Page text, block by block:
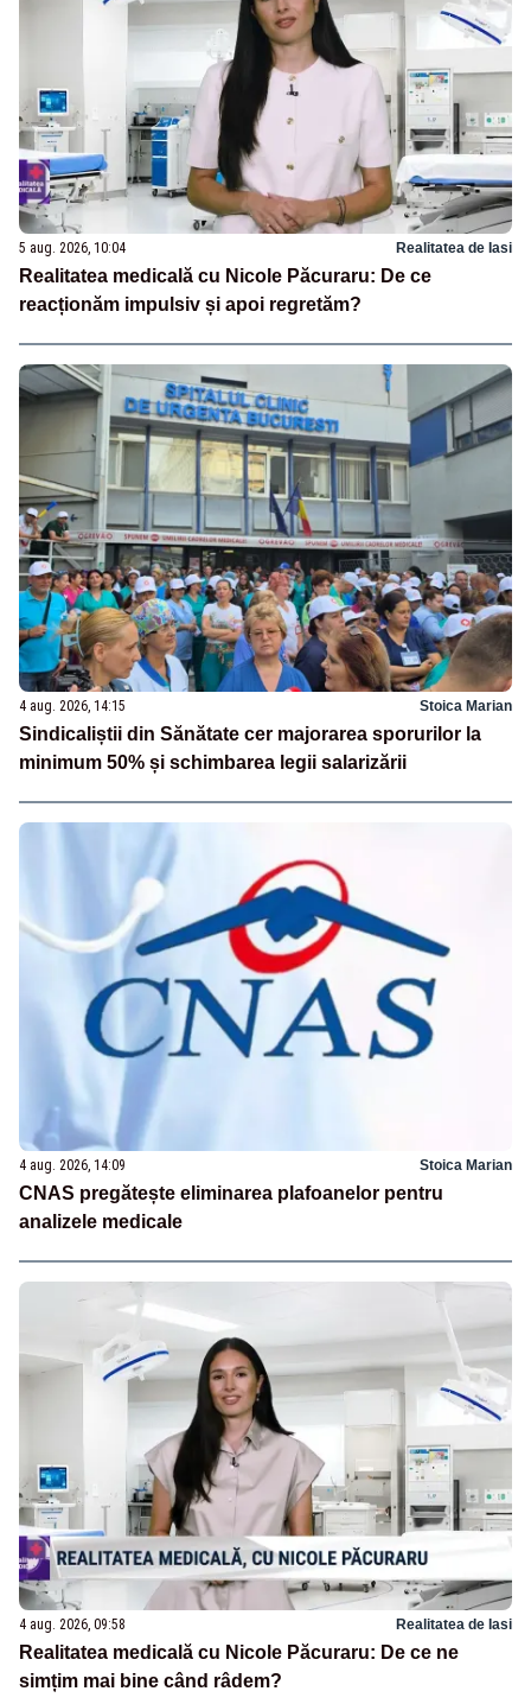
5 aug. 2026, 10:04 Realitatea de Iasi
Realitatea medicală cu Nicole Păcuraru: De ce
reacționăm impulsiv și apoi regretăm?
4 aug. 2026, 14:15 Stoica Marian
Sindicaliștii din Sănătate cer majorarea sporurilor la
minimum 50% și schimbarea legii salarizării
4 aug. 2026, 14:09 Stoica Marian
CNAS pregătește eliminarea plafoanelor pentru
analizele medicale
4 aug. 2026, 09:58 Realitatea de Iasi
Realitatea medicală cu Nicole Păcuraru: De ce ne
simțim mai bine când râdem?